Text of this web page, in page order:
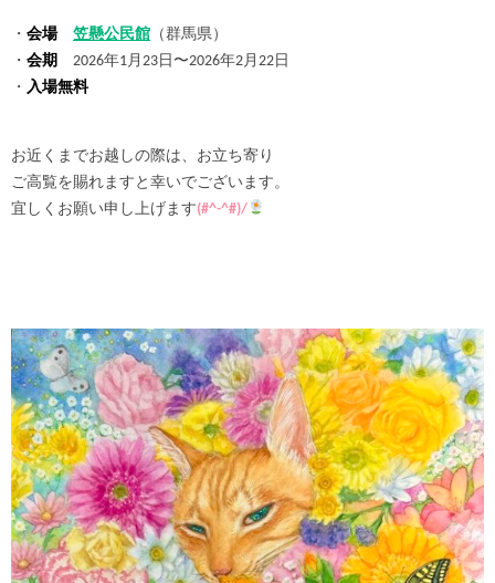
・ 会場 笠懸公民館 （群馬県）
・ 会期
2026年1月23日〜2026年2月22日
・ 入場無料
お近くまでお越しの際は、お立ち寄り
ご高覧を賜れますと幸いでございます。
宜しくお願い申し上げます(#^-^#)/